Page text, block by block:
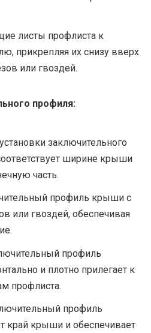
листы профлиста к
прикрепляя их снизу вверх
или гвоздей.
профиля:
заключительного
ширине крыши
часть.
профиль крыши с
или гвоздей, обеспечивая
профиль
и плотно прилегает к
профлиста.
профиль
край крыши и обеспечивает